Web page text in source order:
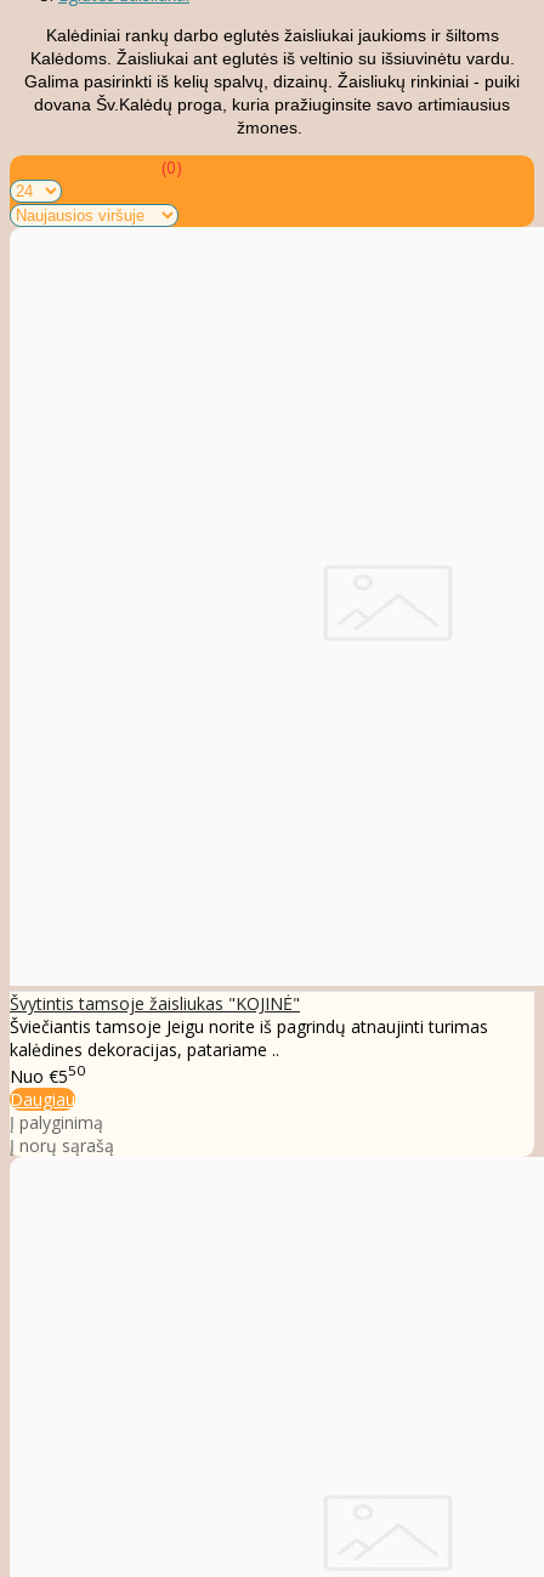
Kalėdiniai rankų darbo eglutės žaisliukai jaukioms ir šiltoms
Kalėdoms. Žaisliukai ant eglutės iš veltinio su išsiuvinėtu vardu.
Galima pasirinkti iš kelių spalvų, dizainų. Žaisliukų rinkiniai - puiki
dovana Šv.Kalėdų proga, kuria pražiuginsite savo artimiausius
žmones.
Prekių palyginimas (0)
Švytintis tamsoje žaisliukas "KOJINĖ"
Šviečiantis tamsoje Jeigu norite iš pagrindų atnaujinti turimas
kalėdines dekoracijas, patariame ..
Nuo €550
Daugiau
Į palyginimą
Į norų sąrašą